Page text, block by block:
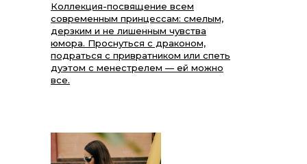
Коллекция-посвящение всем
современным принцессам: смелым,
дерзким и не лишенным чувства
юмора. Проснуться с драконом,
подраться с привратником или спеть
дуэтом с менестрелем — ей можно
все.